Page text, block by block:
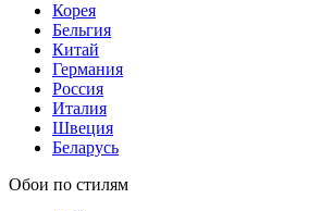
Корея
Бельгия
Китай
Германия
Россия
Италия
Швеция
Беларусь
Обои по стилям